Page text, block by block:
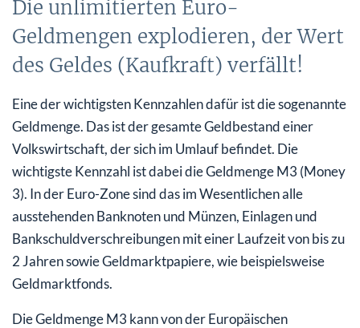
Die unlimitierten Euro-
Geldmengen explodieren, der Wert
des Geldes (Kaufkraft) verfällt!
Eine der wichtigsten Kennzahlen dafür ist die sogenannte
Geldmenge. Das ist der gesamte Geldbestand einer
Volkswirtschaft, der sich im Umlauf befindet. Die
wichtigste Kennzahl ist dabei die Geldmenge M3 (Money
3). In der Euro-Zone sind das im Wesentlichen alle
ausstehenden Banknoten und Münzen, Einlagen und
Bankschuldverschreibungen mit einer Laufzeit von bis zu
2 Jahren sowie Geldmarktpapiere, wie beispielsweise
Geldmarktfonds.
Die Geldmenge M3 kann von der Europäischen